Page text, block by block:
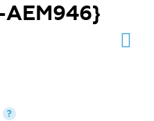
AEM946}
?